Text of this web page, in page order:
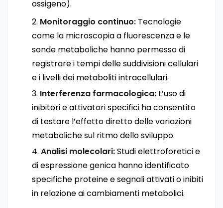
ossigeno).
Monitoraggio continuo: Tecnologie
come la microscopia a fluorescenza e le
sonde metaboliche hanno permesso di
registrare i tempi delle suddivisioni cellulari
e i livelli dei metaboliti intracellulari.
Interferenza farmacologica: L’uso di
inibitori e attivatori specifici ha consentito
di testare l’effetto diretto delle variazioni
metaboliche sul ritmo dello sviluppo.
Analisi molecolari:Studi elettroforetici e
di espressione genica hanno identificato
specifiche proteine e segnali attivati o inibiti
in relazione ai cambiamenti metabolici.